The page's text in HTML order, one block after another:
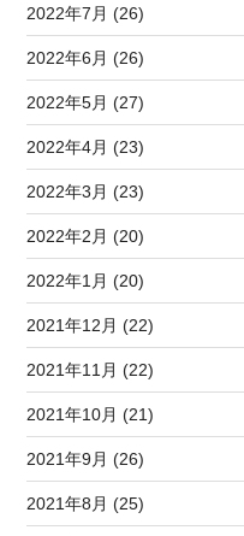
2022年7月 (26)
2022年6月 (26)
2022年5月 (27)
2022年4月 (23)
2022年3月 (23)
2022年2月 (20)
2022年1月 (20)
2021年12月 (22)
2021年11月 (22)
2021年10月 (21)
2021年9月 (26)
2021年8月 (25)